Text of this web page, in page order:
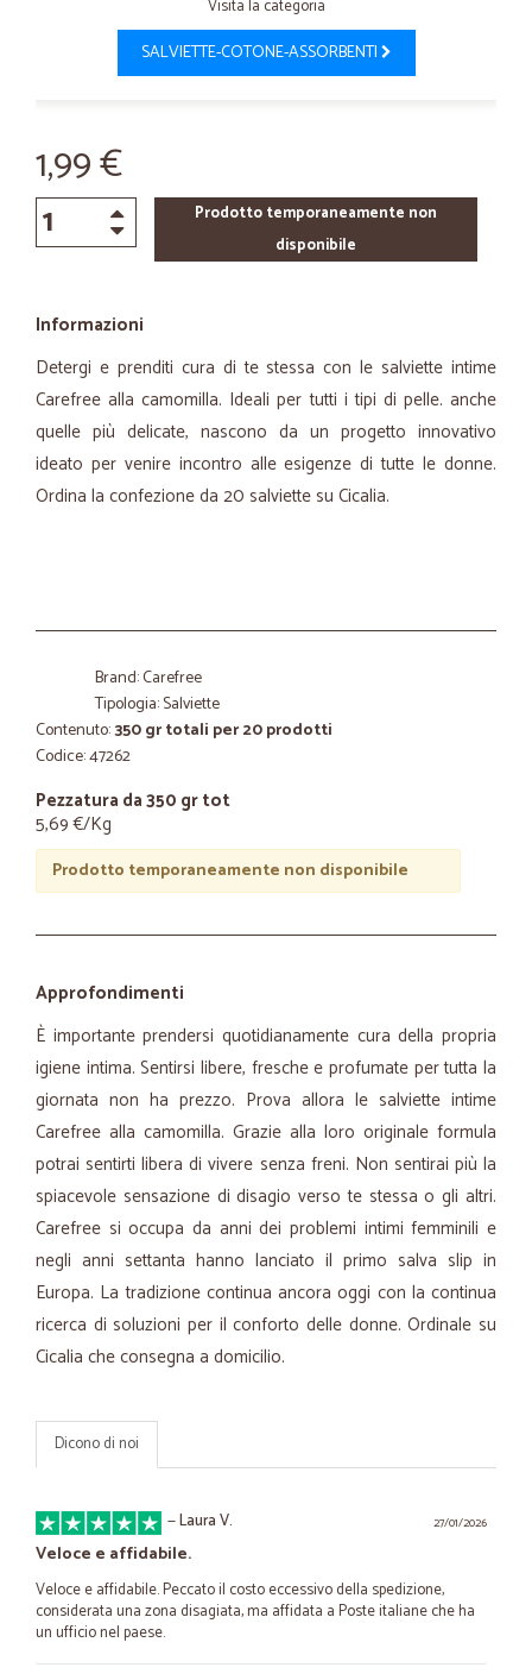
Visita la categoria
SALVIETTE-COTONE-ASSORBENTI
1,99 €
Prodotto temporaneamente non
disponibile
Informazioni
Detergi e prenditi cura di te stessa con le salviette intime
Carefree alla camomilla. Ideali per tutti i tipi di pelle. anche
quelle più delicate, nascono da un progetto innovativo
ideato per venire incontro alle esigenze di tutte le donne.
Ordina la confezione da 20 salviette su Cicalia.
Brand: Carefree
Tipologia: Salviette
Contenuto:350 gr totali per 20 prodotti
Codice: 47262
Pezzatura da 350 gr tot
5,69 €/Kg
Prodotto temporaneamente non disponibile
Approfondimenti
È importante prendersi quotidianamente cura della propria
igiene intima. Sentirsi libere, fresche e profumate per tutta la
giornata non ha prezzo. Prova allora le salviette intime
Carefree alla camomilla. Grazie alla loro originale formula
potrai sentirti libera di vivere senza freni. Non sentirai più la
spiacevole sensazione di disagio verso te stessa o gli altri.
Carefree si occupa da anni dei problemi intimi femminili e
negli anni settanta hanno lanciato il primo salva slip in
Europa. La tradizione continua ancora oggi con la continua
ricerca di soluzioni per il conforto delle donne. Ordinale su
Cicalia che consegna a domicilio.
Dicono di noi
27/01/2026
—Laura V.
Veloce e affidabile.
Veloce e affidabile. Peccato il costo eccessivo della spedizione,
considerata una zona disagiata, ma affidata a Poste italiane che ha
un ufficio nel paese.